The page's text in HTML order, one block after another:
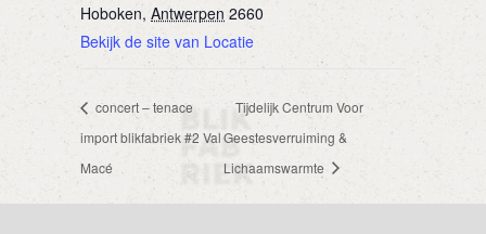
Hoboken, Antwerpen 2660
Bekijk de site van Locatie
concert – tenace
import blikfabriek #2 Val
Macé
Tijdelijk Centrum Voor
Geestesverruiming &
Lichaamswarmte